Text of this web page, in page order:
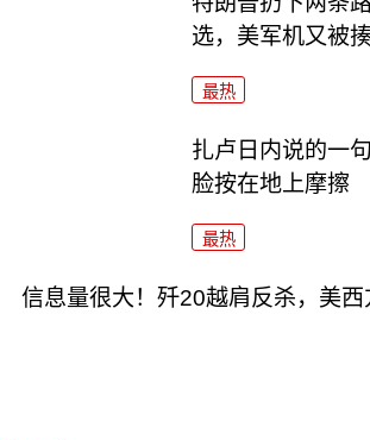
选，美军机又被
最热
扎卢日内说的一
脸按在地上摩擦
最热
信息量很大！歼20越肩反杀，美西